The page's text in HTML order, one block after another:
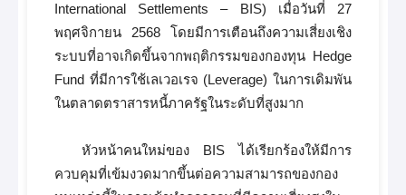
International Settlements – BIS) เมื่อวันที่ 27
พฤศจิกายน 2568 โดยมีการเตือนถึงความเสี่ยงเชิง
ระบบที่อาจเกิดขึ้นจากพฤติกรรมของกองทุน Hedge
Fund ที่มีการใช้เลเวอเรจ (Leverage) ในการเดิมพัน
ในตลาดตราสารหนี้ภาครัฐในระดับที่สูงมาก
หัวหน้าคนใหม่ของ BIS ได้เรียกร้องให้มีการ
ควบคุมที่เข้มงวดมากขึ้นต่อความสามารถของกอง